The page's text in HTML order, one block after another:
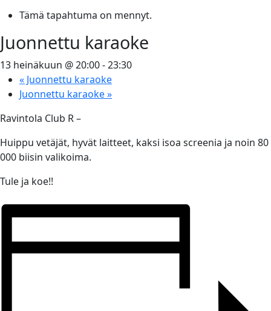
Tämä tapahtuma on mennyt.
Juonnettu karaoke
13 heinäkuun @ 20:00-23:30
« Juonnettu karaoke
Juonnettu karaoke»
Ravintola Club R –
Huippu vetäjät, hyvät laitteet, kaksi isoa screenia ja noin 80
000 biisin valikoima.
Tule ja koe!!